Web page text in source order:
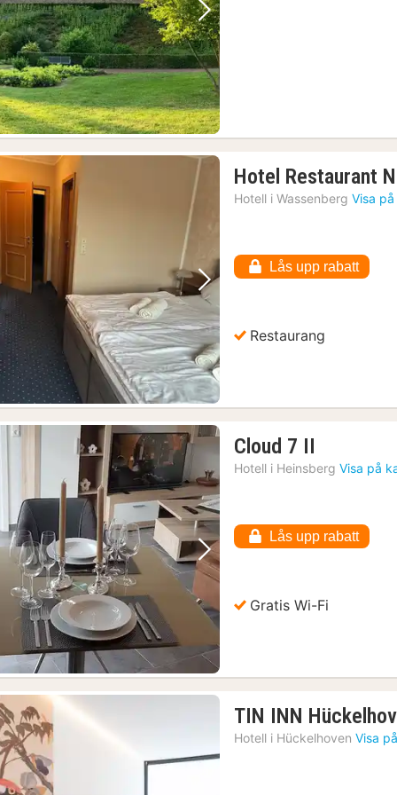
Föregående bild Nästa bild
Föregående bild Nästa bild
Hotel Restaurant
Hotell i Wassenberg Visa
Lås upp rabatt
Restaurang
Föregående bild Nästa bild
Cloud 7 II
natt
kr.
Hotell i Heinsberg Visa på
Lås upp rabatt
Gratis Wi-Fi
TIN INN
Hotell i Hückelhoven Visa